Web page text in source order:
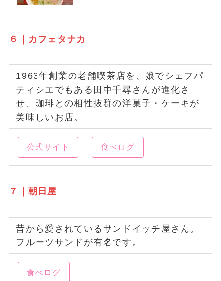
６｜カフェタナカ
1963年創業の老舗喫茶店を、娘でシェフパ
ティシエでもある田中千尋さんが進化さ
せ、珈琲との相性抜群の洋菓子・ケーキが
美味しいお店。
公式サイト 食べログ
７｜朝日屋
昔から愛されているサンドイッチ屋さん。
フルーツサンドが有名です。
食べログ